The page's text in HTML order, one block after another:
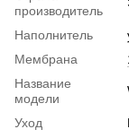
производитель
Наполнитель
Мембрана
Название
модели
Уход